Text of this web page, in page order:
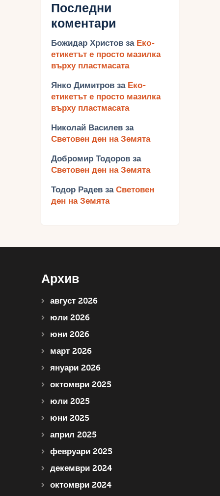
Последни
коментари
Божидар Христов за Еко-
етикетът е просто мазилка
върху пластмасата
Янко Димитров за Еко-
етикетът е просто мазилка
върху пластмасата
Николай Василев за
Световен ден на Земята
Добромир Тодоров за
Световен ден на Земята
Тодор Радев за Световен
ден на Земята
Архив
август 2026
юли 2026
юни 2026
март 2026
януари 2026
октомври 2025
юли 2025
юни 2025
април 2025
февруари 2025
декември 2024
октомври 2024